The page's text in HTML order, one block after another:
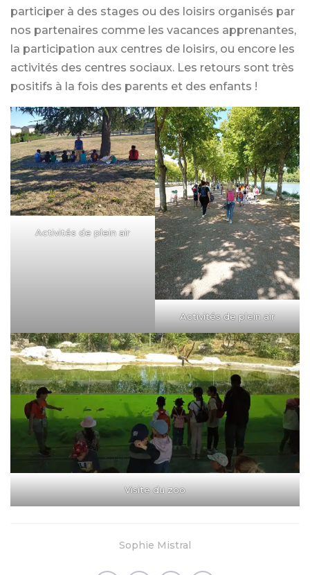
participer à des stages ou des loisirs organisés par
nos partenaires comme les vacances apprenantes,
la participation aux centres de loisirs, ou encore les
activités des centres sociaux. Les retours sont très
positifs à la fois des parents et des enfants !
Activités de plein air
Activités de plein air
Visite du zoo
Sophie Mistral